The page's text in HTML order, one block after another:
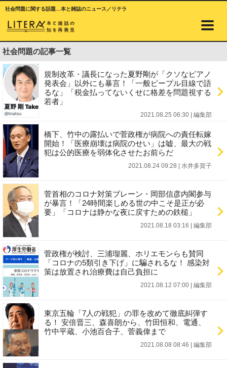
社会問題に関する話題…本と雑誌のニュース／リテラ
社会問題の記事一覧
規制改革・議長になった夏野剛が「クソなピアノ
発表会」以外にも暴言！「一般ピープル目線で語
るな」「税金払ってないくせに格差を問題視する
若者」
2021.08.25 06:30 編集部
橋下、竹中の露払いで菅政権が病院への責任転嫁
開始！「医療崩壊は病院のせい」は嘘、最大の戦
犯は公的医療を弱体化させたお前らだ
2021.08.24 09:28 水井多賀子
菅首相のコロナ対策ブレーン・岡部信彦内閣参与
が暴言！「24時間楽しめる世の中こそ是正が必
要」「コロナは静かな夜に戻すための鉄槌」
2021.08.18 03:16 編集部
菅政権が検討、三浦瑠麗、ホリエモンらも賛同
「コロナの5類引き下げ」に騙されるな！ 感染対
策は放置され治療費は自己負担に
2021.08.12 07:00 編集部
東京五輪「7人の戦犯」の罪を改めて徹底糾弾す
る！ 安倍晋三、森喜朗から、竹田恒和、電通、
竹中平蔵、小池百合子、菅義偉まで
2021.08.08 08:46 編集部